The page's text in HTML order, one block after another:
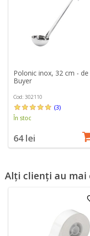
Polonic inox, 32 cm - de
Buyer
Cod: 302110
(3)
În stoc
64 lei
Alți clienți au